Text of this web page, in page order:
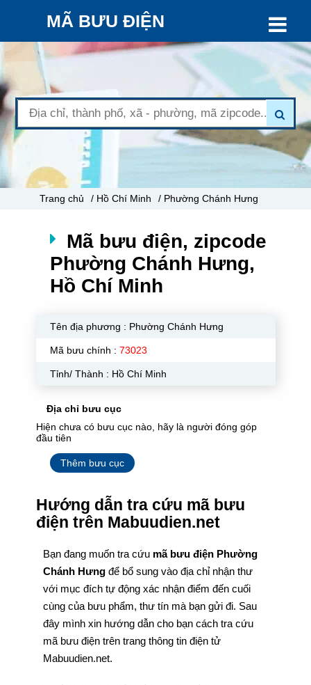
MÃ BƯU ĐIỆN
Trang chủ / Hồ Chí Minh / Phường Chánh Hưng
Mã bưu điện, zipcode
Phường Chánh Hưng,
Hồ Chí Minh
Tên địa phương : Phường Chánh Hưng
Mã bưu chính : 73023
Tỉnh/ Thành : Hồ Chí Minh
Địa chỉ bưu cục
Hiện chưa có bưu cục nào, hãy là người đóng góp
đầu tiên
Thêm bưu cục
Hướng dẫn tra cứu mã bưu
điện trên Mabuudien.net
Bạn đang muốn tra cứu mã bưu điện Phường
Chánh Hưng để bổ sung vào địa chỉ nhận thư
với mục đích tự động xác nhận điểm đến cuối
cùng của bưu phẩm, thư tín mà bạn gửi đi. Sau
đây mình xin hướng dẫn cho bạn cách tra cứu
mã bưu điện trên trang thông tin điện tử
Mabuudien.net.